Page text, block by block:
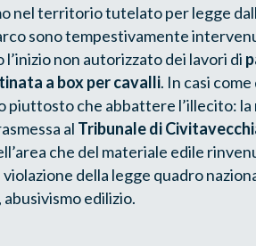
nel territorio tutelato per legge
sono tempestivamente
non autorizzato dei lavori di
a box per cavalli. In casi
piuttosto che abbattere l’illecito:
al Tribunale di
che del materiale edile
della legge quadro
edilizio.